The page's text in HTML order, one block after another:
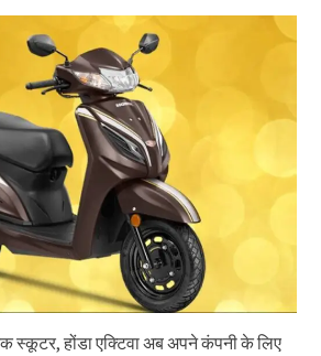
स्कूटर, होंडा एक्टिवा अब अपने कंपनी के लिए